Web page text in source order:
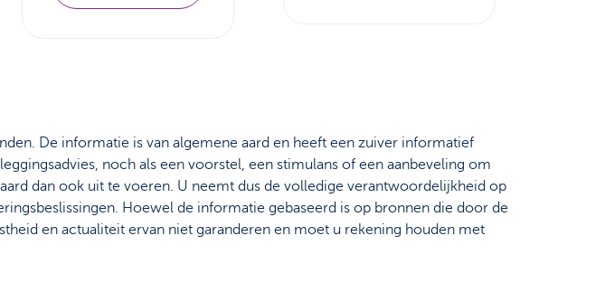
De informatie is van algemene aard en heeft een zuiver informatief
noch als een voorstel, een stimulans of een aanbeveling om
dan ook uit te voeren. U neemt dus de volledige verantwoordelijkheid op
Hoewel de informatie gebaseerd is op bronnen die door de
en actualiteit ervan niet garanderen en moet u rekening houden met